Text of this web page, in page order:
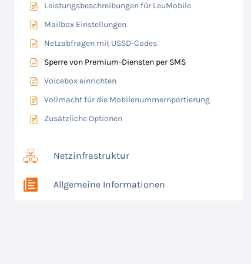
Leistungsbeschreibungen für LeuMobile
Mailbox Einstellungen
Netzabfragen mit USSD-Codes
Sperre von Premium-Diensten per SMS
Voicebox einrichten
Vollmacht für die Mobilenummernportierung
Zusätzliche Optionen
Netzinfrastruktur
Allgemeine Informationen